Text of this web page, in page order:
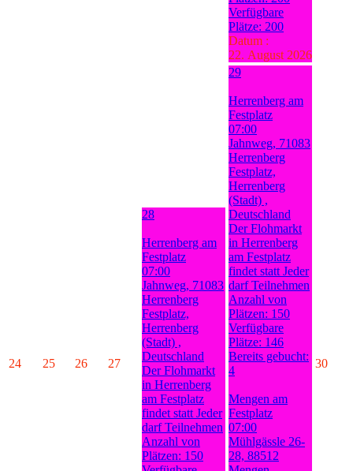
Verfügbare
Plätze: 200
Datum :
22. August 2026
24 25 26 27
28
Herrenberg am
Festplatz
07:00
Jahnweg, 71083
Herrenberg
Festplatz,
Herrenberg
(Stadt) ,
Deutschland
Der Flohmarkt
in Herrenberg
am Festplatz
findet statt Jeder
darf Teilnehmen
Anzahl von
Plätzen: 150
29
Herrenberg am
Festplatz
07:00
Jahnweg, 71083
Herrenberg
Festplatz,
Herrenberg
(Stadt) ,
Deutschland
Der Flohmarkt
in Herrenberg
am Festplatz
findet statt Jeder
darf Teilnehmen
Anzahl von
Plätzen: 150
Verfügbare
Plätze: 146
Bereits gebucht:
4
Mengen am
Festplatz
07:00
Mühlgässle 26-
28, 88512
30